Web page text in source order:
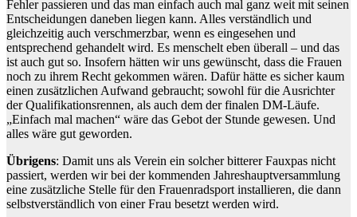
Fehler passieren und das man einfach auch mal ganz weit mit seinen
Entscheidungen daneben liegen kann. Alles verständlich und
gleichzeitig auch verschmerzbar, wenn es eingesehen und
entsprechend gehandelt wird. Es menschelt eben überall – und das
ist auch gut so. Insofern hätten wir uns gewünscht, dass die Frauen
noch zu ihrem Recht gekommen wären. Dafür hätte es sicher kaum
einen zusätzlichen Aufwand gebraucht; sowohl für die Ausrichter
der Qualifikationsrennen, als auch dem der finalen DM-Läufe.
„Einfach mal machen“ wäre das Gebot der Stunde gewesen. Und
alles wäre gut geworden.
Übrigens: Damit uns als Verein ein solcher bitterer Fauxpas nicht
passiert, werden wir bei der kommenden Jahreshauptversammlung
eine zusätzliche Stelle für den Frauenradsport installieren, die dann
selbstverständlich von einer Frau besetzt werden wird.